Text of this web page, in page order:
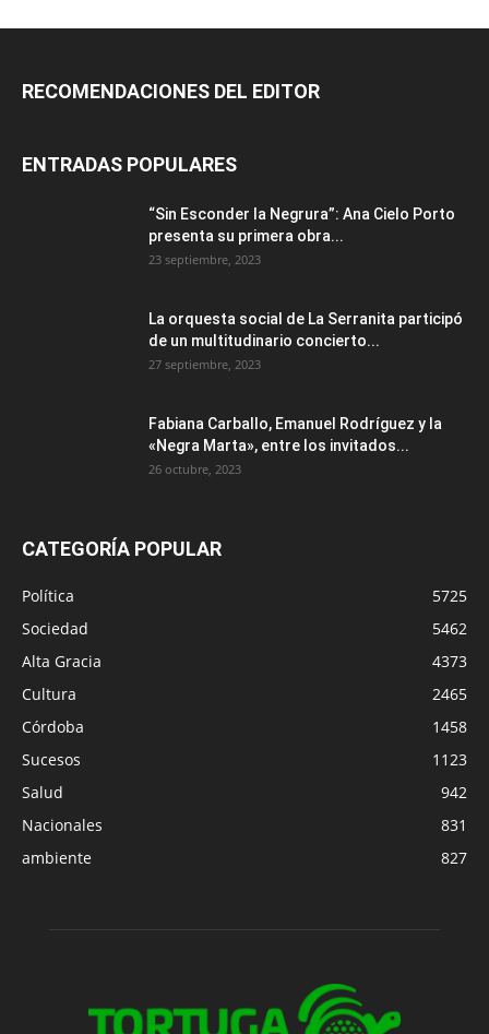
RECOMENDACIONES DEL EDITOR
ENTRADAS POPULARES
“Sin Esconder la Negrura”: Ana Cielo Porto
presenta su primera obra...
23 septiembre, 2023
La orquesta social de La Serranita participó
de un multitudinario concierto...
27 septiembre, 2023
Fabiana Carballo, Emanuel Rodríguez y la
«Negra Marta», entre los invitados...
26 octubre, 2023
CATEGORÍA POPULAR
Política
5725
Sociedad
5462
Alta Gracia
4373
Cultura
2465
Córdoba
1458
Sucesos
1123
Salud
942
Nacionales
831
ambiente
827